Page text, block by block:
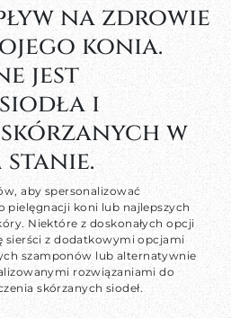
na zdrowie
konia.
jest
i
w
stanie.
aby spersonalizować
koni lub najlepszych
Niektóre z doskonałych opcji
z dodatkowymi opcjami
szamponów lub alternatywnie
rozwiązaniami do
skórzanych siodeł.